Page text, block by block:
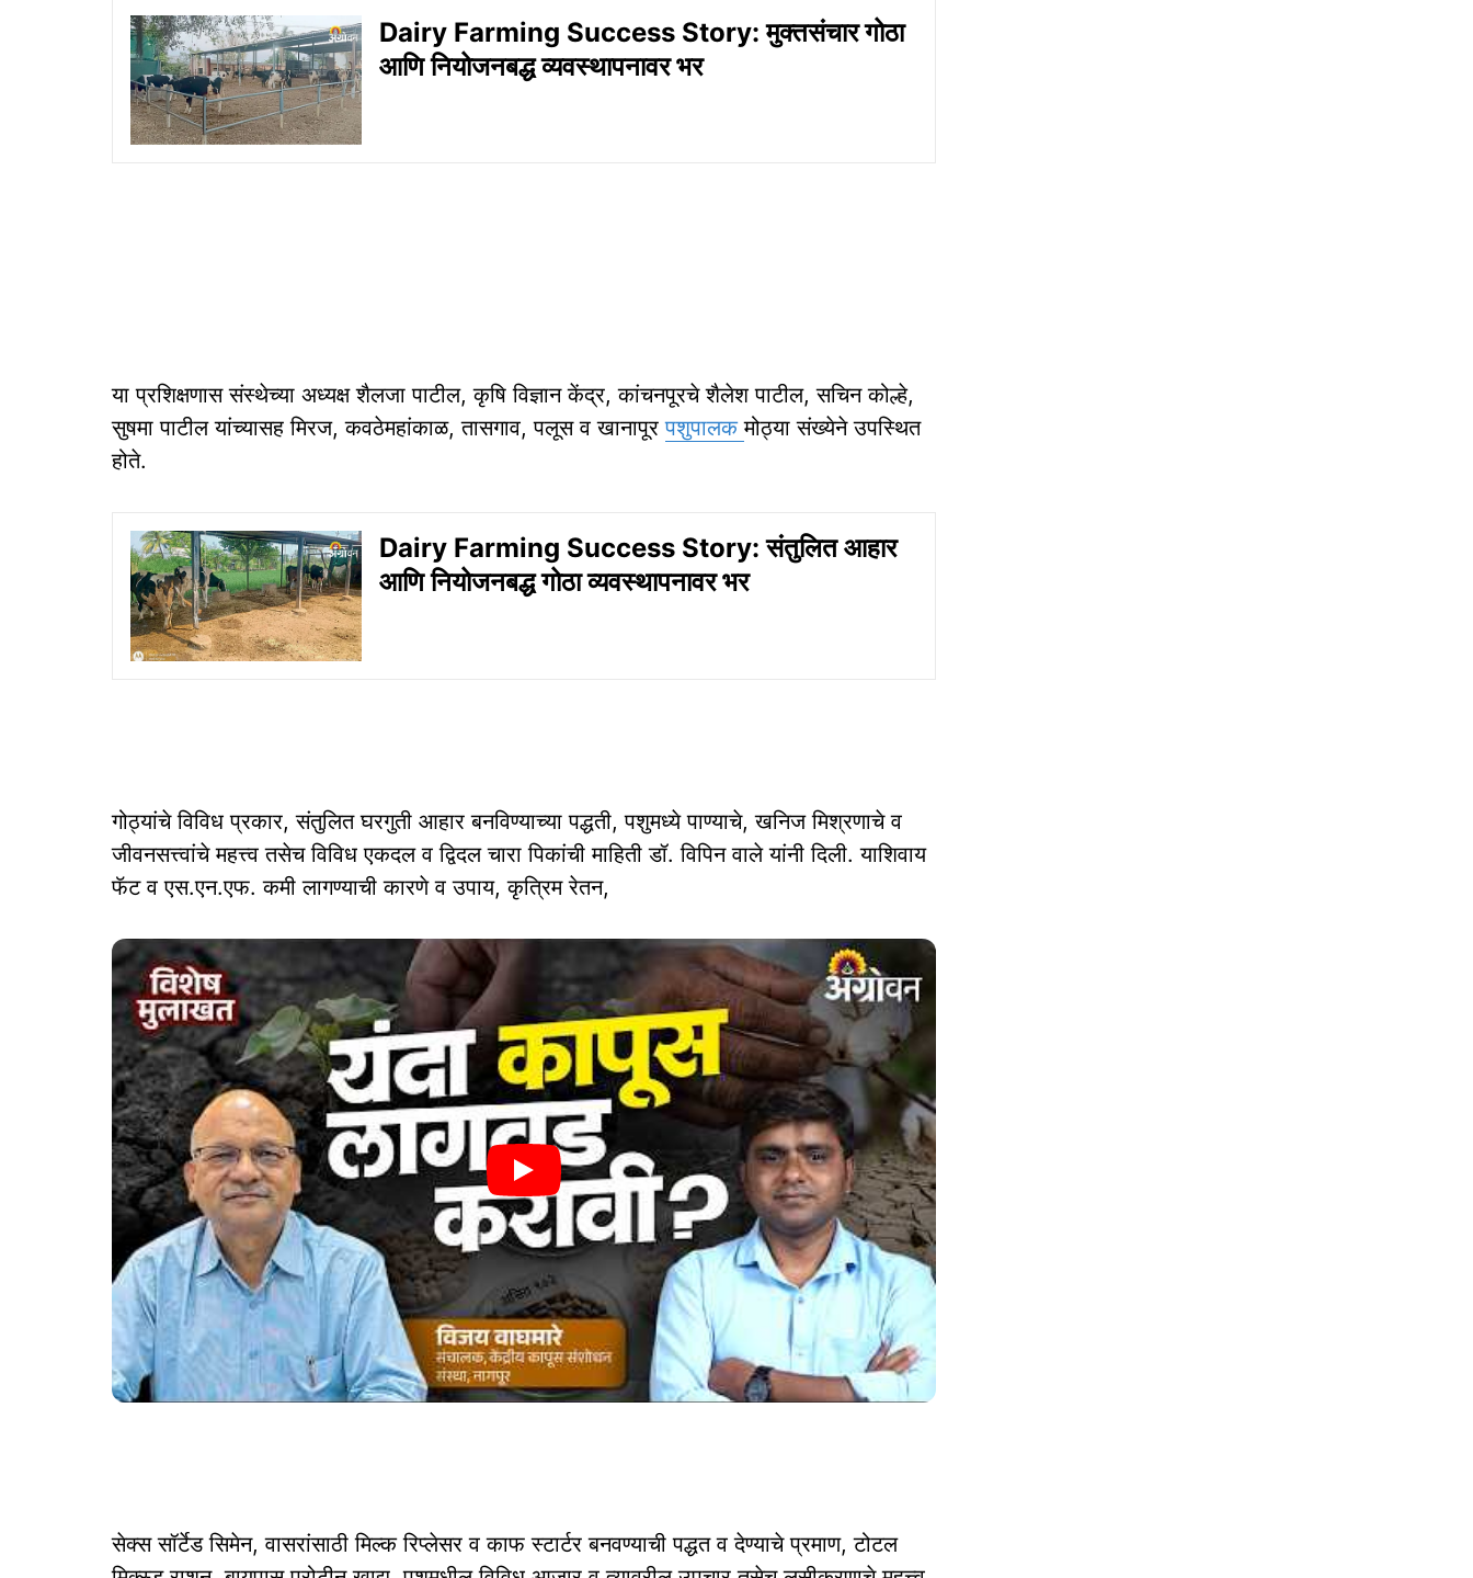
Dairy Farming Success Story: मुक्तसंचार गोठा
आणि नियोजनबद्ध व्यवस्थापनावर भर
या प्रशिक्षणास संस्थेच्या अध्यक्ष शैलजा पाटील, कृषि विज्ञान केंद्र, कांचनपूरचे शैलेश पाटील, सचिन कोल्हे,
सुषमा पाटील यांच्यासह मिरज, कवठेमहांकाळ, तासगाव, पलूस व खानापूरपशुपालकमोठ्या संख्येने उपस्थित
होते.
Dairy Farming Success Story: संतुलित आहार
आणि नियोजनबद्ध गोठा व्यवस्थापनावर भर
गोठ्यांचे विविध प्रकार, संतुलित घरगुती आहार बनविण्याच्या पद्धती, पशुमध्ये पाण्याचे, खनिज मिश्रणाचे व
जीवनसत्त्वांचे महत्त्व तसेच विविध एकदल व द्विदल चारा पिकांची माहिती डॉ. विपिन वाले यांनी दिली. याशिवाय
फॅट व एस.एन.एफ. कमी लागण्याची कारणे व उपाय, कृत्रिम रेतन,
सेक्स सॉर्टेड सिमेन, वासरांसाठी मिल्क रिप्लेसर व काफ स्टार्टर बनवण्याची पद्धत व देण्याचे प्रमाण, टोटल